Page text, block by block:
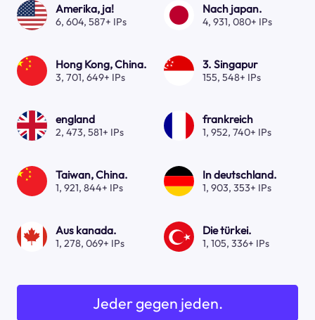
Amerika, ja!
6, 604, 587+ IPs
Nach japan.
4, 931, 080+ IPs
Hong Kong, China.
3, 701, 649+ IPs
3. Singapur
155, 548+ IPs
england
2, 473, 581+ IPs
frankreich
1, 952, 740+ IPs
Taiwan, China.
1, 921, 844+ IPs
In deutschland.
1, 903, 353+ IPs
Aus kanada.
1, 278, 069+ IPs
Die türkei.
1, 105, 336+ IPs
Jeder gegen jeden.